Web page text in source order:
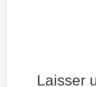
Laisser